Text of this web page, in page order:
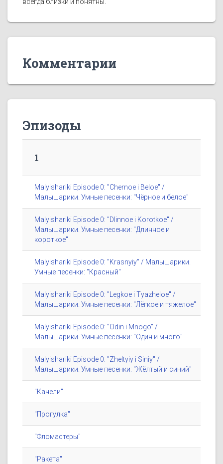
всегда близки и понятны.
Комментарии
Эпизоды
1
Malyishariki Episode 0: "Chernoe i Beloe" /
Малышарики. Умные песенки: "Чёрное и белое"
Malyishariki Episode 0: "Dlinnoe i Korotkoe" /
Малышарики. Умные песенки: "Длинное и
короткое"
Malyishariki Episode 0: "Krasnyiy" / Малышарики.
Умные песенки: "Красный"
Malyishariki Episode 0: "Legkoe i Tyazheloe" /
Малышарики. Умные песенки: "Лёгкое и тяжелое"
Malyishariki Episode 0: "Odin i Mnogo" /
Малышарики. Умные песенки: "Один и много"
Malyishariki Episode 0: "Zheltyiy i Siniy" /
Малышарики. Умные песенки: "Жёлтый и синий"
"Качели"
"Прогулка"
"Фломастеры"
"Ракета"